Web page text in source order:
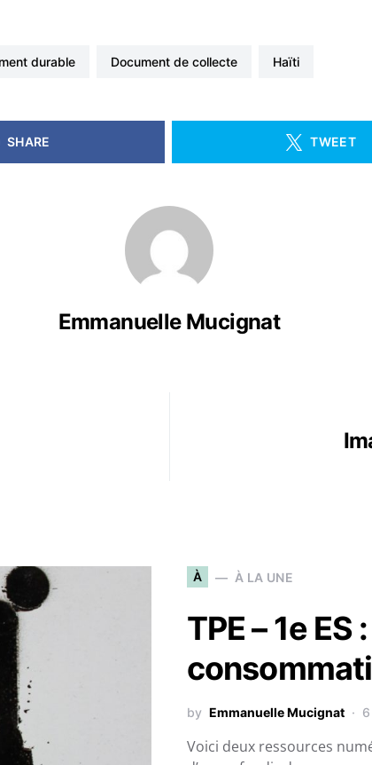
durable document de collecte Haïti
SHARE TWEET
Emmanuelle Mucignat
À À LA UNE
TPE – 1e
by Emmanuelle Mucignat
Voici deux ressources